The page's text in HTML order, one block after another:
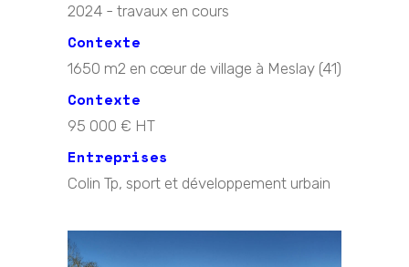
2024 - travaux en cours
Contexte
1650 m2 en cœur de village à Meslay (41)
Contexte
95 000 € HT
Entreprises
Colin Tp, sport et développement urbain